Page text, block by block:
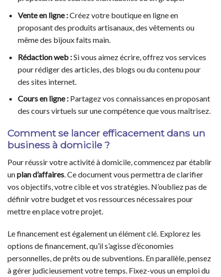
Vente en ligne :Créez votre boutique en ligne en
proposant des produits artisanaux, des vêtements ou
même des bijoux faits main.
Rédaction web :Si vous aimez écrire, offrez vos services
pour rédiger des articles, des blogs ou du contenu pour
des sites internet.
Cours en ligne :Partagez vos connaissances en proposant
des cours virtuels sur une compétence que vous maîtrisez.
Comment se lancer efficacement dans un
business à domicile ?
Pour réussir votre activité à domicile, commencez par établir
unplan d’affaires . Ce document vous permettra de clarifier
vos objectifs, votre cible et vos stratégies. N’oubliez pas de
définir votre budget et vos ressources nécessaires pour
mettre en place votre projet.
Le financement est également un élément clé. Explorez les
options de financement, qu’il s’agisse d’économies
personnelles, de prêts ou de subventions. En parallèle, pensez
à gérer judicieusement votre temps. Fixez-vous un emploi du